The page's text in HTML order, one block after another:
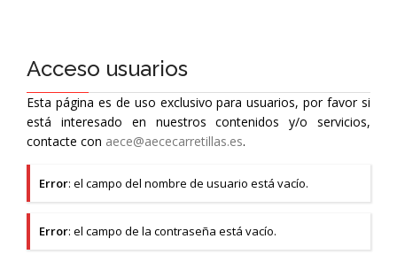
Acceso usuarios
Esta página es de uso exclusivo para usuarios, por favor si
está interesado en nuestros contenidos y/o servicios,
contacte con aece@aececarretillas.es.
Error: el campo del nombre de usuario está vacío.
Error: el campo de la contraseña está vacío.